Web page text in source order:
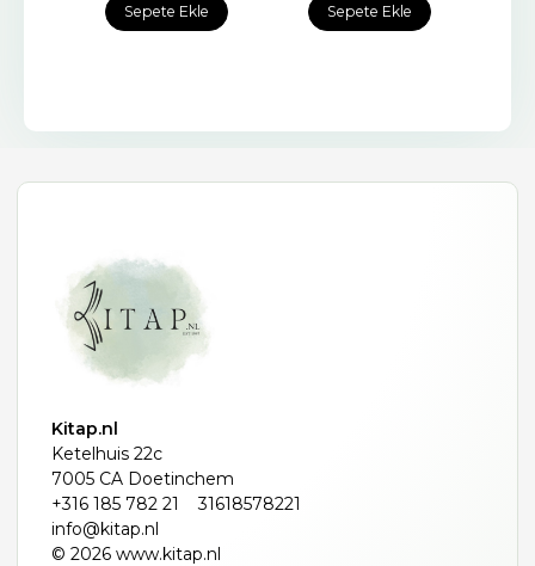
Sepete Ekle Sepete Ekle
Kitap.nl
Ketelhuis 22c
7005 CA Doetinchem
+316 185 782 21
31618578221
info@kitap.nl
© 2026 www.kitap.nl